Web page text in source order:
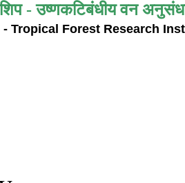
- उष्णकटिबंधीय वन
- Tropical Forest Research